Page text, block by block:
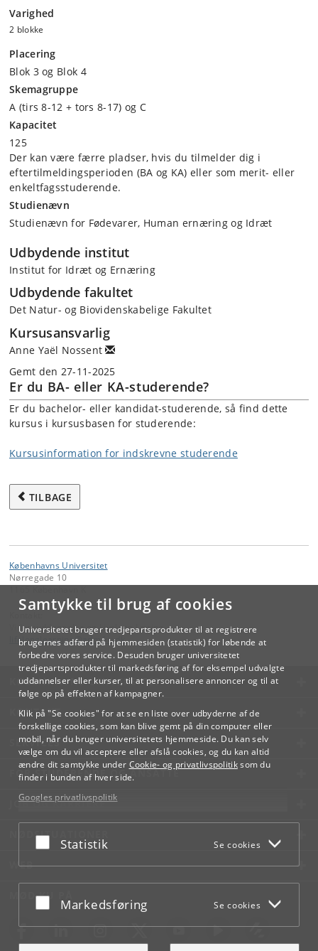
Samtykke til brug af cookies
Universitetet bruger tredjepartsprodukter til at registrere
brugernes adfærd på hjemmesiden (statistik) for løbende at
forbedre vores service. Desuden bruger universitetet
tredjepartsprodukter til markedsføring af for eksempel udvalgte
uddannelser eller kurser, til at personalisere annoncer og til at
følge op på effekten af kampagner.
Klik på "Se cookies" for at se en liste over udbyderne af de
forskellige cookies, som kan blive gemt på din computer eller
mobil, når du bruger universitetets hjemmeside. Du kan selv
vælge om du vil acceptere eller afslå cookies, og du kan altid
ændre dit samtykke under Cookie- og privatlivspolitiksom du
finder i bunden af hver side.
Googles privatlivspolitik
Acceptér eller afslå
Statistik Se cookies
Acceptér eller afslå
Markedsføring Se cookies
Varighed
2 blokke
Placering
Blok 3 og Blok 4
Skemagruppe
A (tirs 8-12 + tors 8-17) og C
Kapacitet
125
Der kan være færre pladser, hvis du tilmelder dig i
eftertilmeldingsperioden (BA og KA) eller som merit- eller
enkeltfagsstuderende.
Studienævn
Studienævn for Fødevarer, Human ernæring og Idræt
Udbydende institut
Institut for Idræt og Ernæring
Udbydende fakultet
Det Natur- og Biovidenskabelige Fakultet
Kursusansvarlig
Anne Yaël Nossent
Gemt den 27-11-2025
Er du BA- eller KA-studerende?
Er du bachelor- eller kandidat-studerende, så find dette
kursus i kursusbasen for studerende:
Kursusinformation for indskrevne studerende
TILBAGE
Københavns Universitet
Nørregade 10
Videreuddannelse og Livslang Læring
lifelonglearning@adm.ku.dk
KØBENHAVNS UNIVERSITET
KONTAKT
SERVICES
FOR STUDERENDE OG ANSATTE
JOB OG KARRIERE
NØDSITUATIONER
WEB
MØD KU PÅ